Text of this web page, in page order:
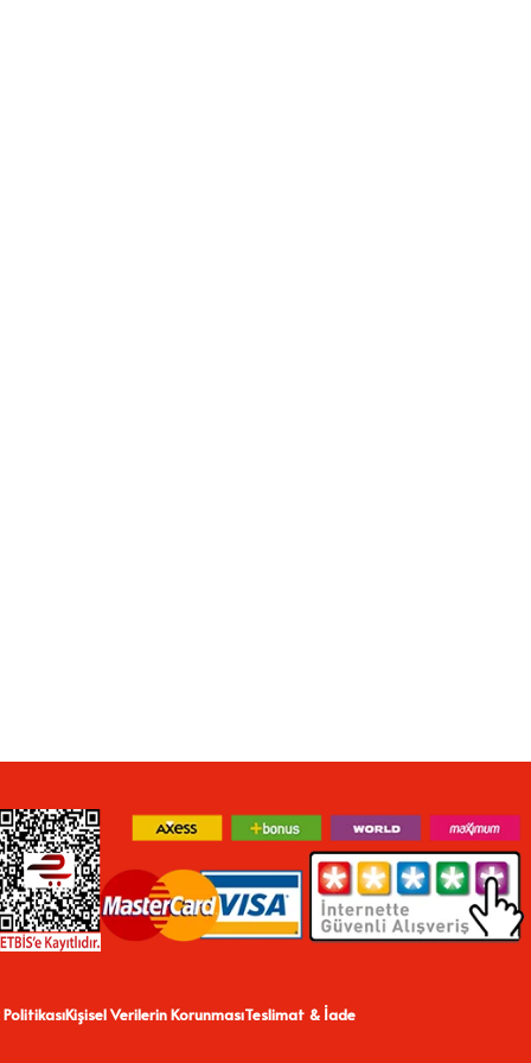
Kişisel Verilerin KorunmasıTeslimat & İade